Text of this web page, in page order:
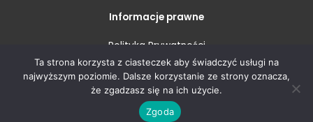
Informacje prawne
Polityka Prywatności
Regulamin
Copyright © 2026 AV iT INFO
Ta strona korzysta z ciasteczek aby świadczyć usługi na
najwyższym poziomie. Dalsze korzystanie ze strony oznacza,
że zgadzasz się na ich użycie.
Zgoda